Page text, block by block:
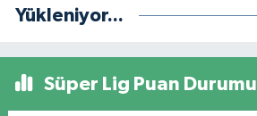
Yükleniyor...
Süper Lig Puan Durumu